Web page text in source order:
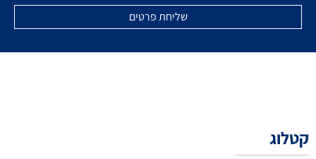
קטלוג